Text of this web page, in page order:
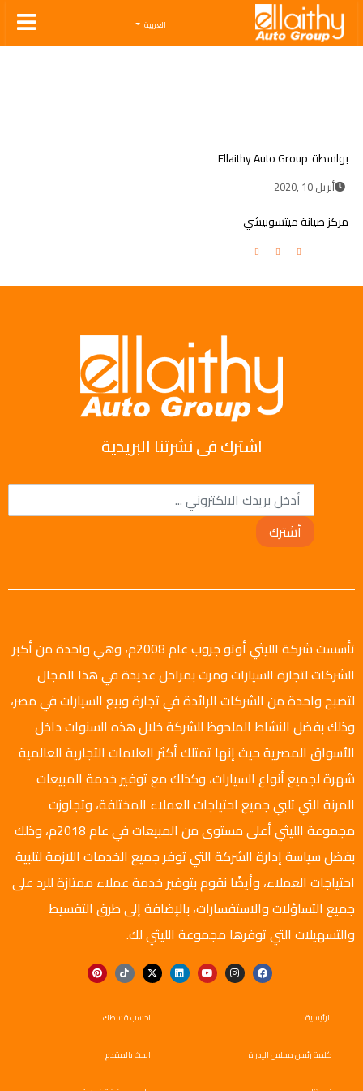
Ellaithy Auto Group
العربية
بواسطة Ellaithy Auto Group
أبريل 10 ,2020
مركز صيانة ميتسوبيشي
اشترك فى نشرتنا البريدية
أشترك
تأسست شركة الليثي أوتو جروب عام 2008م، وهي واحدة من أكبر
الشركات لتجارة السيارات ومرت بمراحل عديدة في هذا المجال
لتصبح واحدة من الشركات الرائدة في تجارة وبيع السيارات في مصر،
وذلك بفضل النشاط الملحوظ للشركة خلال هذه السنوات داخل
الأسواق المصرية حيث إنها تمتلك أكثر العلامات التجارية العالمية
شهرة لجميع أنواع السيارات، وكذلك مع توفير خدمة المبيعات
المرنة التي تلبي جميع احتياجات العملاء المختلفة، وتجاوزت
مجموعة الليثي أعلى مستوى من المبيعات في عام 2018م، وذلك
بفضل سياسة إدارة الشركة التي توفر جميع الخدمات اللازمة لتلبية
احتياجات العملاء، وأيضًا نقوم بتوفير خدمة عملاء ممتازة للرد على
جميع التساؤلات والاستفسارات، بالإضافة إلى طرق التقسيط
والتسهيلات التي توفرها مجموعة الليثي لك.
الرئيسية
كلمة رئيس مجلس الإدراة
احسب قسطك
ابحث بالمقدم